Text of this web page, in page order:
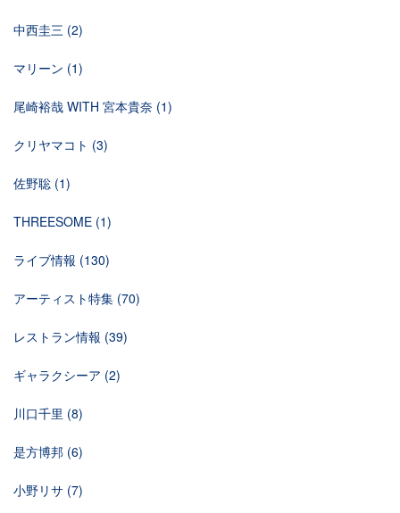
中西圭三 (2)
マリーン (1)
尾崎裕哉 WITH 宮本貴奈 (1)
クリヤマコト (3)
佐野聡 (1)
THREESOME (1)
ライブ情報 (130)
アーティスト特集 (70)
レストラン情報 (39)
ギャラクシーア (2)
川口千里 (8)
是方博邦 (6)
小野リサ (7)